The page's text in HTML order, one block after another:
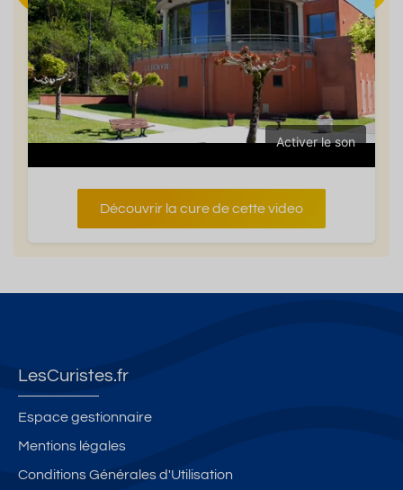
Activer le son
Découvrir la cure de cette video
LesCuristes.fr
Espace gestionnaire
Mentions légales
Conditions Générales d'Utilisation